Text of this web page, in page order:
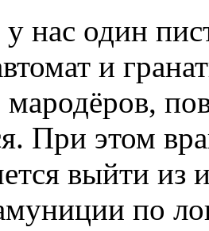
нас один
и
мародёров,
При этом
выйти
по